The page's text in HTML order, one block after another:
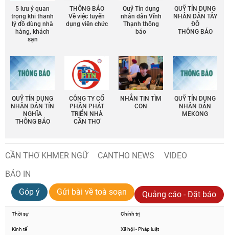
5 lưu ý quan
trọng khi thanh
lý đồ dùng nhà
hàng, khách
sạn
THÔNG BÁO
Về việc tuyển
dụng viên chức
Quỹ Tín dụng
nhân dân Vĩnh
Thạnh thông
báo
QUỸ TÍN DỤNG
NHÂN DÂN TÂY
ĐÔ
THÔNG BÁO
QUỸ TÍN DỤNG
NHÂN DÂN TÍN
NGHĨA
THÔNG BÁO
CÔNG TY CỔ
PHẦN PHÁT
TRIỂN NHÀ
CẦN THƠ
NHẮN TIN TÌM
CON
QUỸ TÍN DỤNG
NHÂN DÂN
MEKONG
CẦN THƠ KHMER NGỮ CANTHO NEWS
VIDEO
BÁO IN
Góp ý
Gửi bài về toà soạn Quảng cáo - Đặt báo
Thời sự Chính trị
Kinh tế Xã hội - Pháp luật